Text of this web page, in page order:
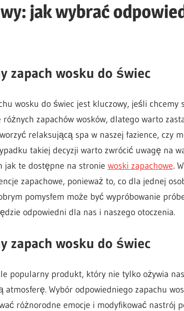
jak wybrać
zapach wosku do świec
wosku do świec jest kluczowy, jeśli
zapachów wosków, dlatego warto
relaksującą spa w naszej łazience, czy
takiej decyzji warto zwrócić uwagę na
jak te dostępne na stronie woski zapachowe.
zapachowe, ponieważ to, co dla jednej
pomysłem może być wypróbowanie
odpowiedni dla nas i naszego otoczenia.
zapach wosku do świec
popularny produkt, który nie tylko ożywia
Wybór odpowiedniego zapachu
różnorodne emocje i modyfikować nastrój